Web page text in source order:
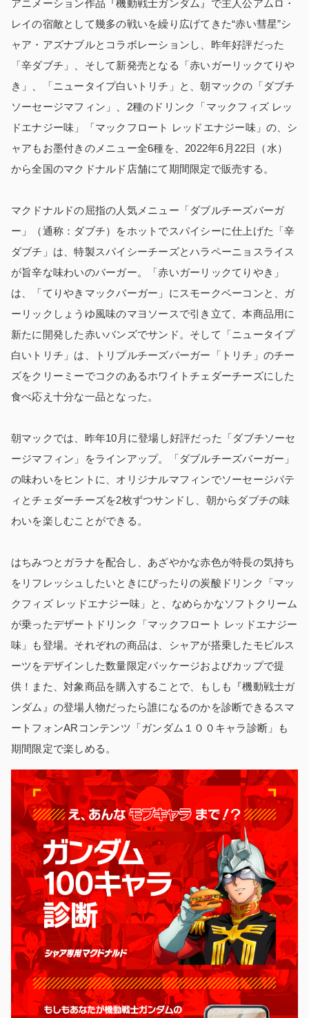
アニメーション作品『機動戦士ガンダム』で主人公アムロ・
レイの宿敵として幾多の戦いを繰り広げてきた“赤い彗星”シ
ャア・アズナブルとコラボレーションし、昨年好評だった
「辛ダブチ」、そして新発売となる「赤いガーリックてりや
き」、「ニュータイプ白いトリチ」と、朝マックの「ダブチ
ソーセージマフィン」、2種のドリンク「マックフィズ レッ
ドエナジー味」「マックフロート レッドエナジー味」の、シ
ャアもお墨付きのメニュー全6種を、2022年6月22日（水）
から全国のマクドナルド店舗にて期間限定で販売する。
マクドナルドの屈指の人気メニュー「ダブルチーズバーガ
ー」（通称：ダブチ）をホットでスパイシーに仕上げた「辛
ダブチ」は、特製スパイシーチーズとハラペーニョスライス
が旨辛な味わいのバーガー。「赤いガーリックてりやき」
は、「てりやきマックバーガー」にスモークベーコンと、ガ
ーリックしょうゆ風味のマヨソースで引き立て、本商品用に
新たに開発した赤いバンズでサンド。そして「ニュータイプ
白いトリチ」は、トリプルチーズバーガー「トリチ」のチー
ズをクリーミーでコクのあるホワイトチェダーチーズにした
食べ応え十分な一品となった。
朝マックでは、昨年10月に登場し好評だった「ダブチソーセ
ージマフィン」をラインアップ。「ダブルチーズバーガー」
の味わいをヒントに、オリジナルマフィンでソーセージパテ
ィとチェダーチーズを2枚ずつサンドし、朝からダブチの味
わいを楽しむことができる。
はちみつとガラナを配合し、あざやかな赤色が特長の気持ち
をリフレッシュしたいときにぴったりの炭酸ドリンク「マッ
クフィズ レッドエナジー味」と、なめらかなソフトクリーム
が乗ったデザートドリンク「マックフロート レッドエナジー
味」も登場。それぞれの商品は、シャアが搭乗したモビルス
ーツをデザインした数量限定パッケージおよびカップで提
供！また、対象商品を購入することで、もしも『機動戦士ガ
ンダム』の登場人物だったら誰になるのかを診断できるスマ
ートフォンARコンテンツ「ガンダム１００キャラ診断」も
期間限定で楽しめる。